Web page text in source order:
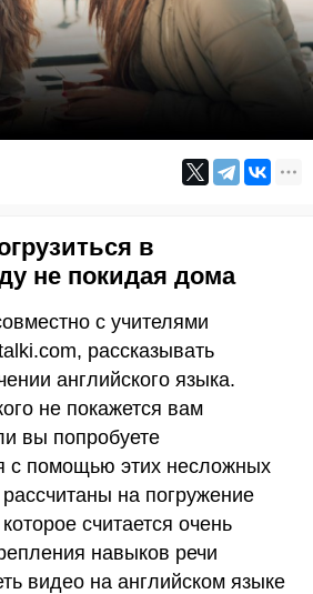
в
не покидая дома
с учителями
рассказывать
английского языка.
не покажется вам
вы попробуете
с помощью этих несложных
на погружение
считается очень
навыков речи
видео на английском языке